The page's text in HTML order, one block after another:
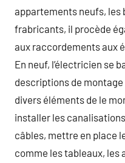
appartements neufs, les
frabricants, il procède
aux raccordements aux
En neuf, l’électricien se
descriptions de
divers éléments de le
installer les
câbles, mettre en place
comme les tableaux, les